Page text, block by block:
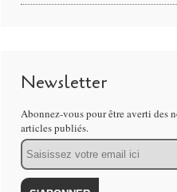
Newsletter
Abonnez-vous pour être averti des
articles publiés.
Email